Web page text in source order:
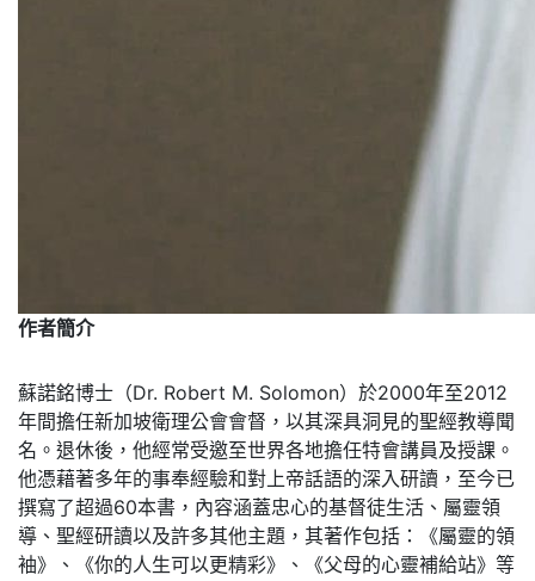
作者簡介
蘇諾銘博士（Dr. Robert M. Solomon）於2000年至2012
年間擔任新加坡衛理公會會督，以其深具洞見的聖經教導聞
名。退休後，他經常受邀至世界各地擔任特會講員及授課。
他憑藉著多年的事奉經驗和對上帝話語的深入研讀，至今已
撰寫了超過60本書，內容涵蓋忠心的基督徒生活、屬靈領
導、聖經研讀以及許多其他主題，其著作包括：《屬靈的領
袖》、《你的人生可以更精彩》、《父母的心靈補給站》等